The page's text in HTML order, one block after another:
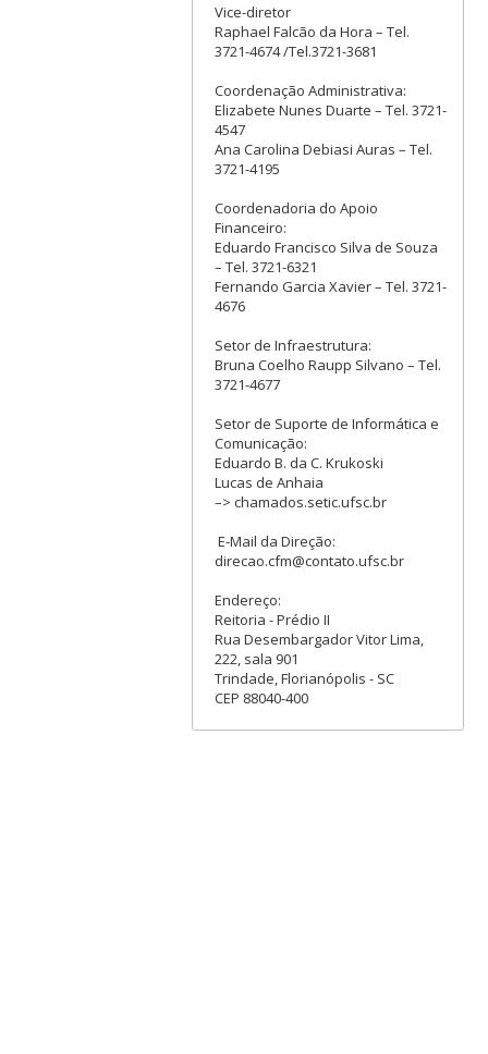
Vice-diretor
Raphael Falcão da Hora – Tel.
3721-4674 /Tel.3721-3681
Coordenação Administrativa:
Elizabete Nunes Duarte – Tel. 3721-
4547
Ana Carolina Debiasi Auras – Tel.
3721-4195
Coordenadoria do Apoio
Financeiro:
Eduardo Francisco Silva de Souza
– Tel. 3721-6321
Fernando Garcia Xavier – Tel. 3721-
4676
Setor de Infraestrutura:
Bruna Coelho Raupp Silvano – Tel.
3721-4677
Setor de Suporte de Informática e
Comunicação:
Eduardo B. da C. Krukoski
Lucas de Anhaia
–> chamados.setic.ufsc.br
E-Mail da Direção:
direcao.cfm@contato.ufsc.br
Endereço:
Reitoria - Prédio II
Rua Desembargador Vitor Lima,
222, sala 901
Trindade, Florianópolis - SC
CEP 88040-400